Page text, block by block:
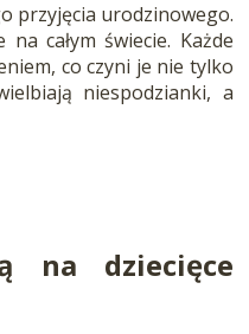
przyjęcia urodzinowego.
całym świecie. Każde
co czyni je nie tylko
niespodzianki, a
na dziecięce